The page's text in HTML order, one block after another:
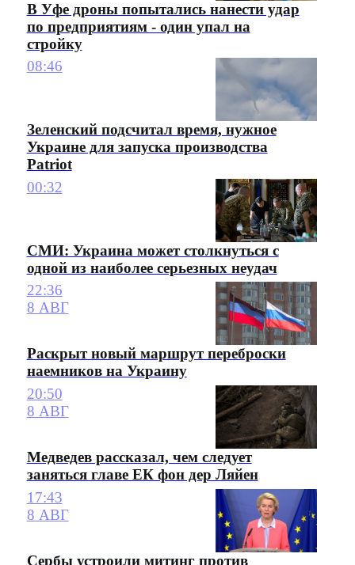
В Уфе дроны попытались нанести удар
по предприятиям - один упал на
стройку
08:46
Зеленский подсчитал время, нужное
Украине для запуска производства
Patriot
00:32
СМИ: Украина может столкнуться с
одной из наиболее серьезных неудач
22:36
8 АВГ
Раскрыт новый маршрут переброски
наемников на Украину
20:50
8 АВГ
Медведев рассказал, чем следует
заняться главе ЕК фон дер Ляйен
17:43
8 АВГ
Сербы устроили митинг против